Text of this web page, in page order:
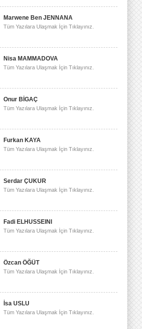
Marwene Ben JENNANA
Tüm Yazılara Ulaşmak İçin Tıklayınız.
Nisa MAMMADOVA
Tüm Yazılara Ulaşmak İçin Tıklayınız.
Onur BİGAÇ
Tüm Yazılara Ulaşmak İçin Tıklayınız.
Furkan KAYA
Tüm Yazılara Ulaşmak İçin Tıklayınız.
Serdar ÇUKUR
Tüm Yazılara Ulaşmak İçin Tıklayınız.
Fadi ELHUSSEINI
Tüm Yazılara Ulaşmak İçin Tıklayınız.
Özcan ÖĞÜT
Tüm Yazılara Ulaşmak İçin Tıklayınız.
İsa USLU
Tüm Yazılara Ulaşmak İçin Tıklayınız.